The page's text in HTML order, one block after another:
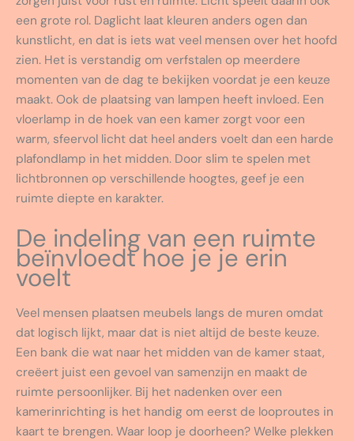
een grote rol. Daglicht laat kleuren anders ogen dan
kunstlicht, en dat is iets wat veel mensen over het hoofd
zien. Het is verstandig om verfstalen op meerdere
momenten van de dag te bekijken voordat je een keuze
maakt. Ook de plaatsing van lampen heeft invloed. Een
vloerlamp in de hoek van een kamer zorgt voor een
warm, sfeervol licht dat heel anders voelt dan een harde
plafondlamp in het midden. Door slim te spelen met
lichtbronnen op verschillende hoogtes, geef je een
ruimte diepte en karakter.
De indeling van een ruimte
beïnvloedt hoe je je erin
voelt
Veel mensen plaatsen meubels langs de muren omdat
dat logisch lijkt, maar dat is niet altijd de beste keuze.
Een bank die wat naar het midden van de kamer staat,
creëert juist een gevoel van samenzijn en maakt de
ruimte persoonlijker. Bij het nadenken over een
kamerinrichting is het handig om eerst de looproutes in
kaart te brengen. Waar loop je doorheen? Welke plekken